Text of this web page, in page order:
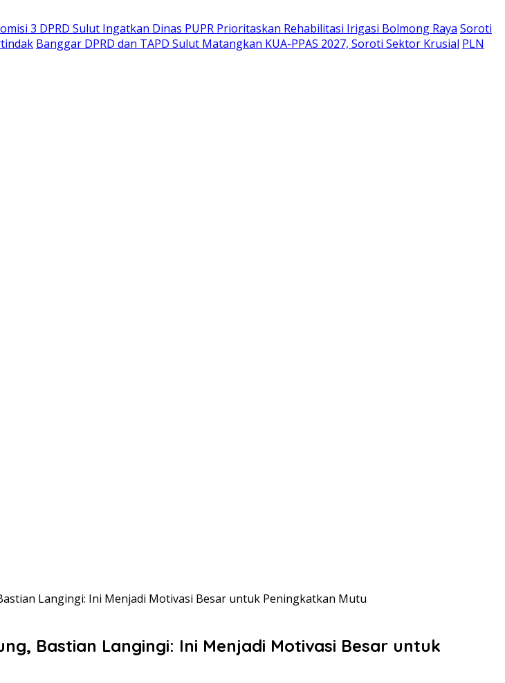
3 DPRD Sulut Ingatkan Dinas PUPR Prioritaskan Rehabilitasi Irigasi Bolmong Raya Soroti
Banggar DPRD dan TAPD Sulut Matangkan KUA-PPAS 2027, Soroti Sektor Krusial PLN
Langingi: Ini Menjadi Motivasi Besar untuk Peningkatkan Mutu
Bastian Langingi: Ini Menjadi Motivasi Besar untuk